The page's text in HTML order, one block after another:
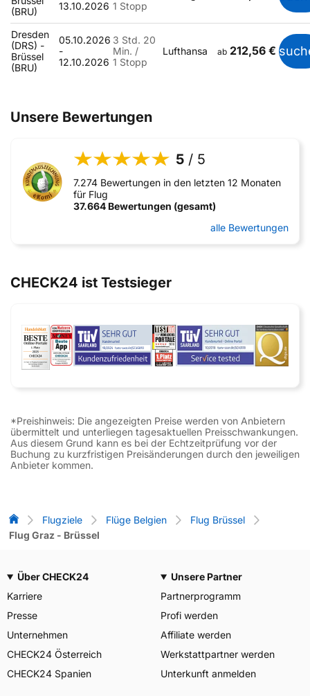
(BRU)
13.10.2026 1 Stopp
Dresden
(DRS) -
Brüssel
(BRU)
05.10.2026
-
12.10.2026
3 Std. 20
Min. /
1 Stopp
Lufthansa ab 212,56 €
Unsere Bewertungen
5 / 5
7.274 Bewertungen in den letzten 12 Monaten
für Flug
37.664 Bewertungen (gesamt)
alle Bewertungen
CHECK24 ist Testsieger
*Preishinweis: Die angezeigten Preise werden von Anbietern
übermittelt und unterliegen tagesaktuellen Preisschwankungen.
Aus diesem Grund kann es bei der Echtzeitprüfung vor der
Buchung zu kurzfristigen Preisänderungen durch den jeweiligen
Anbieter kommen.
Flug-Vergleich
Flugziele Flüge Belgien
Flug Brüssel
Flug Graz - Brüssel
Über CHECK24
Karriere
Presse
Unternehmen
CHECK24 Österreich
CHECK24 Spanien
Unsere Partner
Partnerprogramm
Profi werden
Affiliate werden
Werkstattpartner werden
Unterkunft anmelden